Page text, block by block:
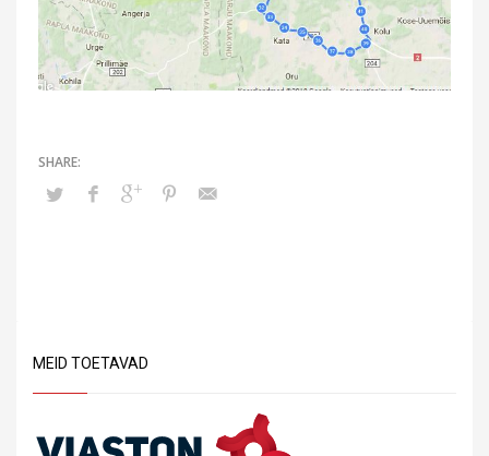
MEID TOETAVAD